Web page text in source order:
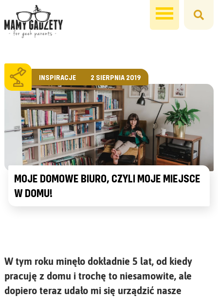
INSPIRACJE 2 SIERPNIA 2019
MOJE DOMOWE BIURO, CZYLI MOJE MIEJSCE
W DOMU!
W tym roku minęło dokładnie 5 lat, od kiedy
pracuję z domu i trochę to niesamowite, ale
dopiero teraz udało mi się urządzić nasze